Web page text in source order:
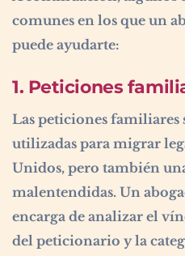
comunes en los que un
puede ayudarte:
1. Peticiones
Las peticiones familiares
utilizadas para migrar
Unidos, pero también
malentendidas. Un
encarga de analizar el
del peticionario y la